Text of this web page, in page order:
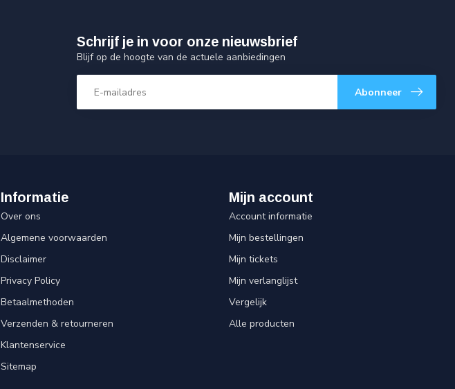
Schrijf je in voor onze nieuwsbrief
Blijf op de hoogte van de actuele aanbiedingen
Abonneer
Informatie
Over ons
Algemene voorwaarden
Disclaimer
Privacy Policy
Betaalmethoden
Verzenden & retourneren
Klantenservice
Sitemap
Mijn account
Account informatie
Mijn bestellingen
Mijn tickets
Mijn verlanglijst
Vergelijk
Alle producten